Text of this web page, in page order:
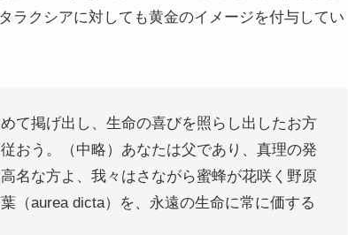
ラクシアに対しても黄金のイメージを付与してい
て掲げ出し、生命の喜びを照らし出したお方
おう。（中略）あなたは父であり、真理の発
名な方よ、我々はさながら蜜蜂が花咲く野原
（aurea dicta）を、永遠の生命に常に価する